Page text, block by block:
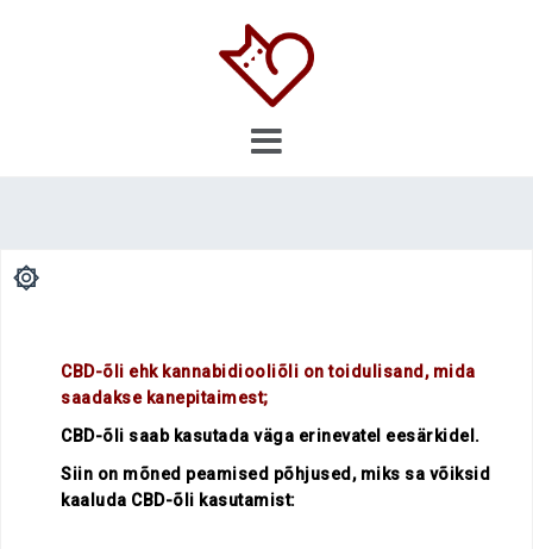
۞
CBD-õli ehk kannabidiooliõli on toidulisand, mida
saadakse kanepitaimest;
CBD-õli saab kasutada väga erinevatel eesärkidel.
Siin on mõned peamised põhjused, miks sa võiksid
kaaluda CBD-õli kasutamist: